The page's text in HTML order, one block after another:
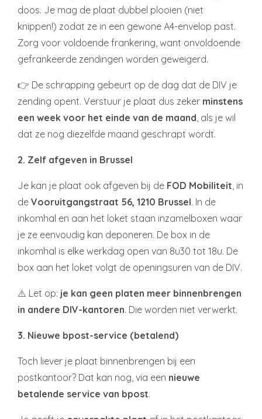
doos. Je mag de plaat dubbel plooien (niet
knippen!) zodat ze in een gewone A4-envelop past.
Zorg voor voldoende frankering, want onvoldoende
gefrankeerde zendingen worden geweigerd.
👉 De schrapping gebeurt op de dag dat de DIV je
zending opent. Verstuur je plaat dus zeker minstens
een week voor het einde van de maand, als je wil
dat ze nog diezelfde maand geschrapt wordt.
2. Zelf afgeven in Brussel
Je kan je plaat ook afgeven bij de FOD Mobiliteit, in
de Vooruitgangstraat 56, 1210 Brussel. In de
inkomhal en aan het loket staan inzamelboxen waar
je ze eenvoudig kan deponeren. De box in de
inkomhal is elke werkdag open van 8u30 tot 18u. De
box aan het loket volgt de openingsuren van de DIV.
⚠️ Let op: je kan geen platen meer binnenbrengen
in andere DIV-kantoren. Die worden niet verwerkt.
3. Nieuwe bpost-service (betalend)
Toch liever je plaat binnenbrengen bij een
postkantoor? Dat kan nog, via een nieuwe
betalende service van bpost.